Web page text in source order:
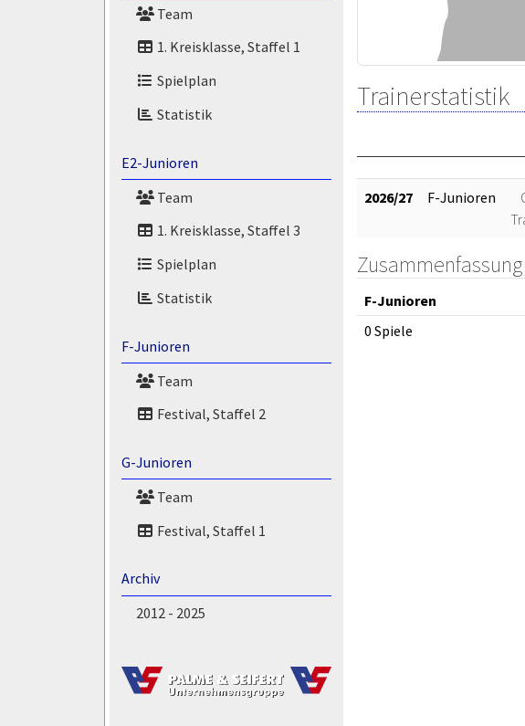
Team
1. Kreisklasse, Staffel 1
Spielplan
Statistik
E2-Junioren
Team
1. Kreisklasse, Staffel 3
Spielplan
Statistik
F-Junioren
Team
Festival, Staffel 2
G-Junioren
Team
Festival, Staffel 1
Archiv
2012 - 2025
Trainerstatistik
2026/27 F-Junioren
Zusammenfassung
F-Junioren
0 Spiele